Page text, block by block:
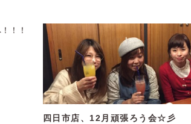
四日市店、12月頑張ろう会☆彡